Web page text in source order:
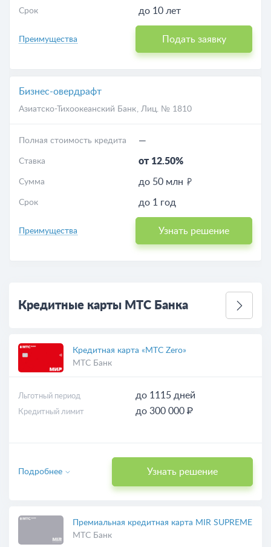
Срок до 10 лет
Преимущества Подать заявку
Бизнес-овердрафт
Азиатско-Тихоокеанский Банк, Лиц. № 1810
Полная стоимость кредита —
Ставка от 12.50%
Сумма до 50 млн
Срок до 1 год
Преимущества Узнать решение
Кредитные карты МТС Банка
Кредитная карта «МТС Zero»
МТС Банк
Льготный период до 1115 дней
Кредитный лимит до 300 000 ₽
Узнать решение
Подробнее
Премиальная кредитная карта MIR SUPREME
МТС Банк